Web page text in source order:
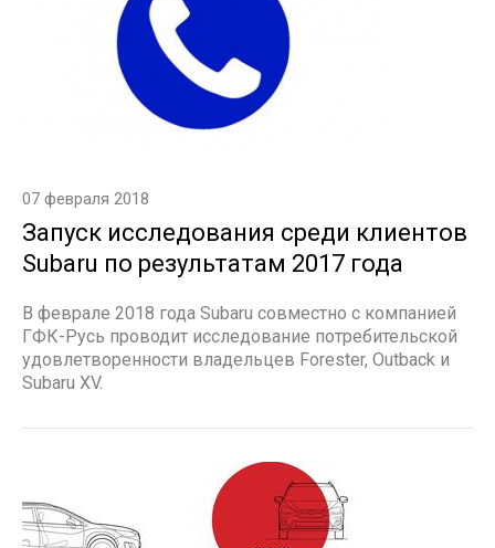
07 февраля 2018
Запуск исследования среди клиентов
Subaru по результатам 2017 года
В феврале 2018 года Subaru совместно с компанией
ГФК-Русь проводит исследование потребительской
удовлетворенности владельцев Forester, Outback и
Subaru XV.